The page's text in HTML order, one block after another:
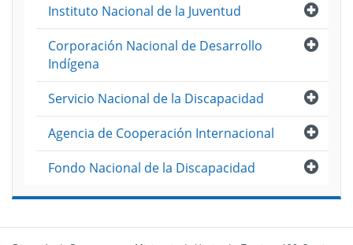
Abrir
Instituto Nacional de la Juventud
Abrir
Corporación Nacional de Desarrollo
Indígena
Abrir
Servicio Nacional de la Discapacidad
Abrir
Agencia de Cooperación Internacional
Abrir
Fondo Nacional de la Discapacidad